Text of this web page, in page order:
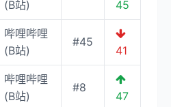
(B站) 45
哔哩哔哩
(B站)
#45
41
哔哩哔哩
(B站)
#8
47